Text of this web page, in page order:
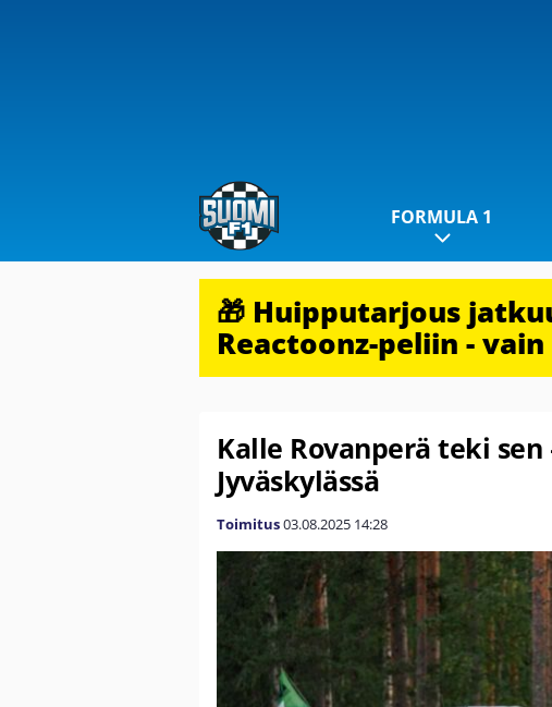
FORMULA 1
🎁 Huipputarjous
Reactoonz-peliin -
Kalle Rovanperä teki
Jyväskylässä
Toimitus03.08.2025 14:28